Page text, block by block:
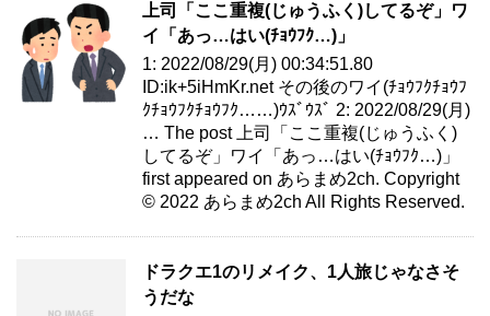
上司「ここ重複(じゅうふく)してるぞ」ワ
イ「あっ…はい(ﾁｮｳﾌｸ…)」
1: 2022/08/29(月) 00:34:51.80
ID:ik+5iHmKr.net その後のワイ(ﾁｮｳﾌｸﾁｮｳﾌ
ｸﾁｮｳﾌｸﾁｮｳﾌｸ……)ｳｽﾞｳｽﾞ 2: 2022/08/29(月)
… The post 上司「ここ重複(じゅうふく)
してるぞ」ワイ「あっ…はい(ﾁｮｳﾌｸ…)」
first appeared on あらまめ2ch. Copyright
© 2022 あらまめ2ch All Rights Reserved.
ドラクエ1のリメイク、1人旅じゃなさそ
うだな